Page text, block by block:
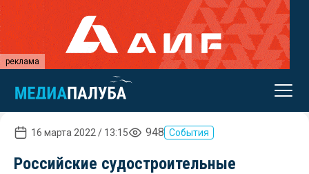
реклама
16 марта 2022 / 13:15 948 События
Российские судостроительные